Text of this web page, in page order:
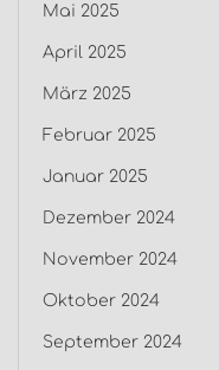
Mai 2025
April 2025
März 2025
Februar 2025
Januar 2025
Dezember 2024
November 2024
Oktober 2024
September 2024